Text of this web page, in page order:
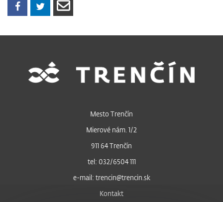
Mesto Trenčín
Mierové nám. 1/2
911 64 Trenčín
tel: 032/6504 111
e-mail: trencin@trencin.sk
Kontakt